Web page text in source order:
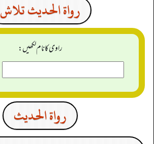
رواة الحديث تلاش
راوی کا نام لکھیں:
رواة الحدیث